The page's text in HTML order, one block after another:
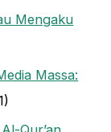
Mengaku
Massa: